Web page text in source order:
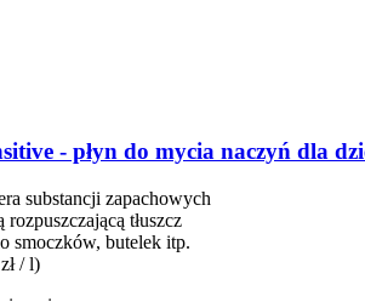
-​ płyn do mycia naczyń dla
substancji zapachowych
rozpuszczającą tłuszcz
smoczków, butelek itp.
/ l)